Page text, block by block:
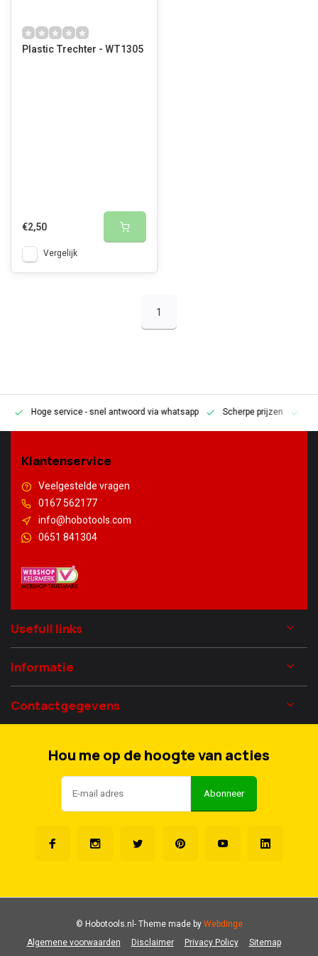
Plastic Trechter - WT1305
€2,50
Vergelijk
1
Hoge service- snel antwoord via whatsapp Scherpe prijzen
Klantenservice
Veelgestelde vragen
0167 562177
info@hobotools.com
0651 841304
Usefull links
Informatie
Contactgegevens
Hou me op de hoogte van acties
Abonneer
Algemene voorwaarden Disclaimer Privacy Policy Sitemap
© Hobotools.nl- Theme made byWebdinge